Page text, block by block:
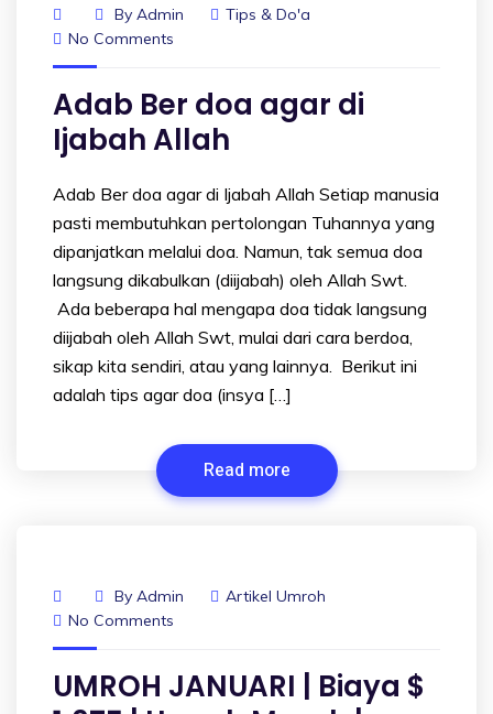
By Admin
Tips & Do'a
No Comments
Adab Ber doa agar di
Ijabah Allah
Adab Ber doa agar di Ijabah Allah Setiap manusia
pasti membutuhkan pertolongan Tuhannya yang
dipanjatkan melalui doa. Namun, tak semua doa
langsung dikabulkan (diijabah) oleh Allah Swt.
Ada beberapa hal mengapa doa tidak langsung
diijabah oleh Allah Swt, mulai dari cara berdoa,
sikap kita sendiri, atau yang lainnya. Berikut ini
adalah tips agar doa (insya […]
Read more
By Admin
Artikel Umroh
No Comments
UMROH JANUARI | Biaya $